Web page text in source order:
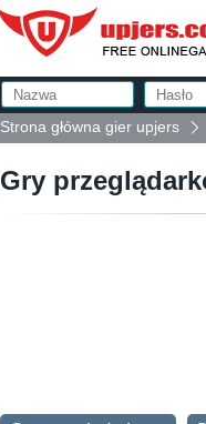
Strona główna gier upjers
Gry